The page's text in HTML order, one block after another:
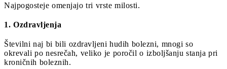
Najpogosteje omenjajo tri vrste milosti.
1. Ozdravljenja
Številni naj bi bili ozdravljeni hudih bolezni, mnogi so
okrevali po nesrečah, veliko je poročil o izboljšanju stanja pri
kroničnih boleznih.